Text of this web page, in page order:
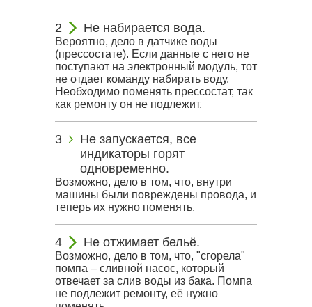
Не набирается вода.
Вероятно, дело в датчике воды
(прессостате). Если данные с него не
поступают на электронный модуль, тот
не отдает команду набирать воду.
Необходимо поменять прессостат, так
как ремонту он не подлежит.
Не запускается, все
индикаторы горят
одновременно.
Возможно, дело в том, что, внутри
машины были повреждены провода, и
теперь их нужно поменять.
Не отжимает бельё.
Возможно, дело в том, что, "сгорела"
помпа – сливной насос, который
отвечает за слив воды из бака. Помпа
не подлежит ремонту, её нужно